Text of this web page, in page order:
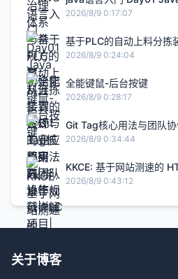
2026/8/9 0:17:07
基于PLC的自动上料分拣
究|毕设答辩|PLC项目|毕
2026/8/9 0:24:04
全能键鼠-后台按键
2026/8/9 0:28:17
Git Tag核心用法与团队
2026/8/9 0:34:44
KKCE: 基于网站测速的
并行阻塞分析-快快测
2026/8/9 0:43:12
关于博客